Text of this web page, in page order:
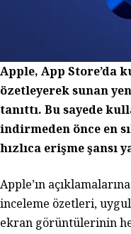
Apple, App Store’da
özetleyerek sunan
tanıttı. Bu sayede
indirmeden önce en
hızlıca erişme şansı
Apple’ın
inceleme özetleri,
ekran görüntülerinin